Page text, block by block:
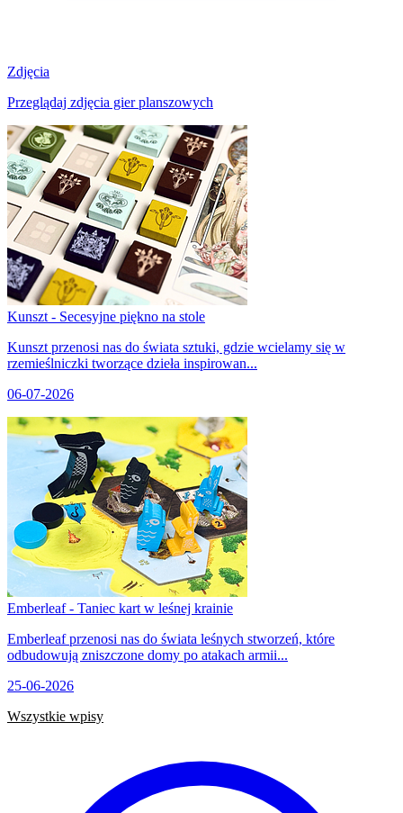
Zdjęcia
Przeglądaj zdjęcia gier planszowych
Kunszt - Secesyjne piękno na stole
Kunszt przenosi nas do świata sztuki, gdzie wcielamy się w
rzemieślniczki tworzące dzieła inspirowan...
06-07-2026
Emberleaf - Taniec kart w leśnej krainie
Emberleaf przenosi nas do świata leśnych stworzeń, które
odbudowują zniszczone domy po atakach armii...
25-06-2026
Wszystkie wpisy